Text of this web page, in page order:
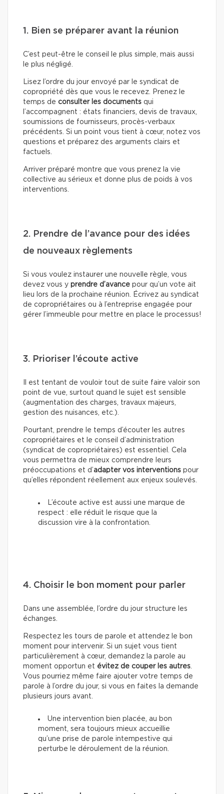
1. Bien se préparer avant la réunion
C’est peut-être le conseil le plus simple, mais aussi
le plus négligé.
Lisez l’ordre du jour envoyé par le syndicat de
copropriété dès que vous le recevez. Prenez le
temps de consulter les documents qui
l’accompagnent : états financiers, devis de travaux,
soumissions de fournisseurs, procès-verbaux
précédents. Si un point vous tient à cœur, notez vos
questions et préparez des arguments clairs et
factuels.
Arriver préparé montre que vous prenez la vie
collective au sérieux et donne plus de poids à vos
interventions.
2. Prendre de l’avance pour des idées
de nouveaux règlements
Si vous voulez instaurer une nouvelle règle, vous
devez vous y prendre d’avance pour qu’un vote ait
lieu lors de la prochaine réunion. Écrivez au syndicat
de copropriétaires ou à l’entreprise engagée pour
gérer l’immeuble pour mettre en place le processus!
3. Prioriser l’écoute active
Il est tentant de vouloir tout de suite faire valoir son
point de vue, surtout quand le sujet est sensible
(augmentation des charges, travaux majeurs,
gestion des nuisances, etc.).
Pourtant, prendre le temps d’écouter les autres
copropriétaires et le conseil d’administration
(syndicat de copropriétaires) est essentiel. Cela
vous permettra de mieux comprendre leurs
préoccupations et d’adapter vos interventions pour
qu’elles répondent réellement aux enjeux soulevés.
L’écoute active est aussi une marque de
respect : elle réduit le risque que la
discussion vire à la confrontation.
4. Choisir le bon moment pour parler
Dans une assemblée, l’ordre du jour structure les
échanges.
Respectez les tours de parole et attendez le bon
moment pour intervenir. Si un sujet vous tient
particulièrement à cœur, demandez la parole au
moment opportun et évitez de couper les autres
Vous pourriez même faire ajouter votre temps de
parole à l’ordre du jour, si vous en faites la demande
plusieurs jours avant.
Une intervention bien placée, au bon
moment, sera toujours mieux accueillie
qu’une prise de parole intempestive qui
perturbe le déroulement de la réunion.